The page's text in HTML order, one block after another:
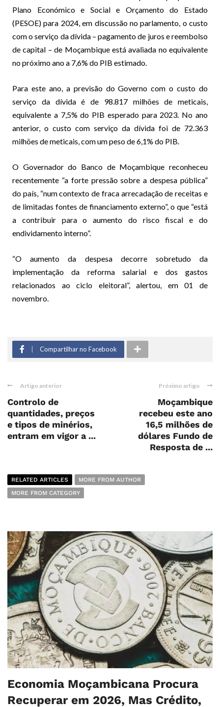
Plano Económico e Social e Orçamento do Estado
(PESOE) para 2024, em discussão no parlamento, o custo
com o serviço da dívida – pagamento de juros e reembolso
de capital – de Moçambique está avaliada no equivalente
no próximo ano a 7,6% do PIB estimado.
Para este ano, a previsão do Governo com o custo do
serviço da dívida é de 98.817 milhões de meticais,
equivalente a 7,5% do PIB esperado para 2023. No ano
anterior, o custo com serviço da dívida foi de 72.363
milhões de meticais, com um peso de 6,1% do PIB.
O Governador do Banco de Moçambique reconheceu
recentemente “a forte pressão sobre a despesa pública”
do país, “num contexto de fraca arrecadação de receitas e
de limitadas fontes de financiamento externo”, o que “está
a contribuir para o aumento do risco fiscal e do
endividamento interno”.
“O aumento da despesa decorre sobretudo da
implementação da reforma salarial e dos gastos
relacionados ao ciclo eleitoral”, alertou, em 01 de
novembro.
Compartilhar no Facebook
Artigo anterior
Controlo de
quantidades, preços
e tipos de minérios,
entram em vigor a ...
Próximo artigo
Moçambique
recebeu este ano
16,5 milhões de
dólares Fundo de
Resposta de ...
RELATED ARTICLES
MORE FROM AUTHOR
MORE FROM CATEGORY
Economia Moçambicana Procura
Recuperar em 2026, Mas Crédito,